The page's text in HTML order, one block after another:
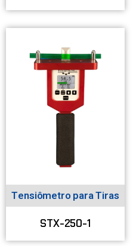
Tensiômetro para Tiras
STX-250-1